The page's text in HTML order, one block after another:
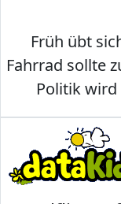
Früh übt
Fahrrad sollte
Politik